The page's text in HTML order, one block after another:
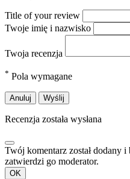
Title of your review
Twoje imię i nazwisko
Twoja recenzja
* Pola wymagane
Anuluj Wyślij
Recenzja została wysłana
Twój komentarz został dodany
zatwierdzi go moderator.
OK